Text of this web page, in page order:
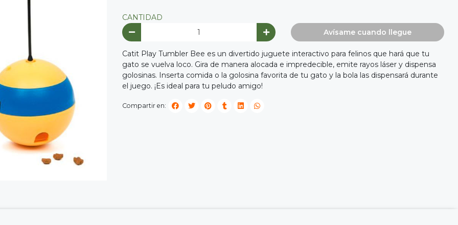
CANTIDAD
Avísame cuando llegue
Catit Play Tumbler Bee es un divertido juguete interactivo para felinos que hará que tu
gato se vuelva loco. Gira de manera alocada e impredecible, emite rayos láser y dispensa
golosinas. Inserta comida o la golosina favorita de tu gato y la bola las dispensará durante
el juego. ¡Es ideal para tu peludo amigo!
Compartir en: